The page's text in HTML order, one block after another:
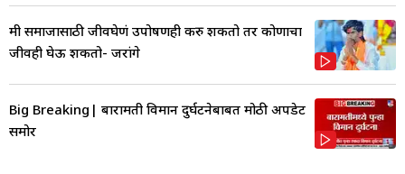
मी समाजासाठी जीवघेणं उपोषणही करु शकतो तर कोणाचा
जीवही घेऊ शकतो- जरांगे
Big Breaking| बारामती विमान दुर्घटनेबाबत मोठी अपडेट
समोर